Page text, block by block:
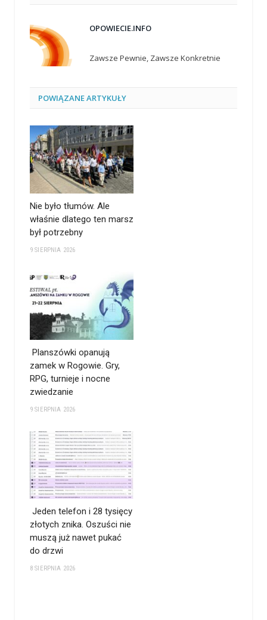
OPOWIECIE.INFO
Zawsze Pewnie, Zawsze Konkretnie
POWIĄZANEARTYKUŁY
Nie było tłumów. Ale
właśnie dlatego ten marsz
był potrzebny
9 SIERPNIA 2026
Planszówki opanują
zamek w Rogowie. Gry,
RPG, turnieje i nocne
zwiedzanie
9 SIERPNIA 2026
Jeden telefon i 28 tysięcy
złotych znika. Oszuści nie
muszą już nawet pukać
do drzwi
8 SIERPNIA 2026